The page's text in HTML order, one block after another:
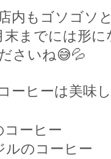
内もゴソゴソ
末までには形
さいね😅💦
ーヒーは美味
コーヒー
ルのコーヒー